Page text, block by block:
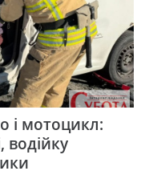
і мотоцикл:
водійку